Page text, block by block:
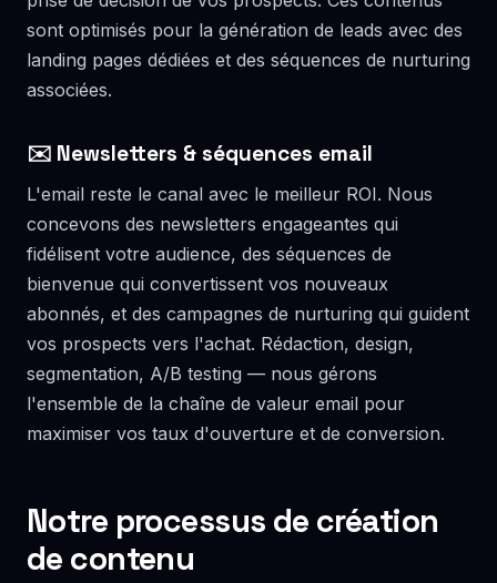
sont optimisés pour la génération de leads avec des
landing pages dédiées et des séquences de nurturing
associées.
✉️ Newsletters & séquences email
L'email reste le canal avec le meilleur ROI. Nous
concevons des newsletters engageantes qui
fidélisent votre audience, des séquences de
bienvenue qui convertissent vos nouveaux
abonnés, et des campagnes de nurturing qui guident
vos prospects vers l'achat. Rédaction, design,
segmentation, A/B testing — nous gérons
l'ensemble de la chaîne de valeur email pour
maximiser vos taux d'ouverture et de conversion.
Notre processus de création
de contenu